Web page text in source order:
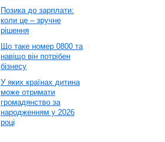
Позика до зарплати:
коли це – зручне
рішення
Що таке номер 0800 та
навіщо він потрібен
бізнесу
У яких країнах дитина
може отримати
громадянство за
народженням у 2026
році